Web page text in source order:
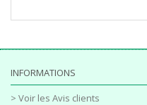
INFORMATIONS
> Voir les Avis clients